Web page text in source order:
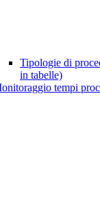
Tipologie di
in tabelle)
tempi